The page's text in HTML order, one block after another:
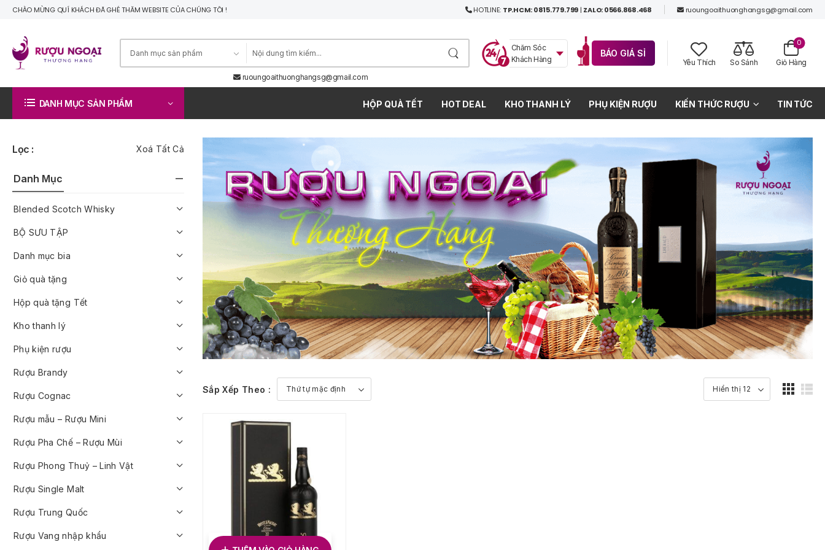
CHÀO MỪNG QUÍ KHÁCH ĐÃ GHÉ THĂM WEBSITE CỦA CHÚNG TÔI ! HOTLINE: TP.HCM: 0815.779.799 | ZALO: 0566.868.468 ruoungoaithuonghangsg@gmail.com
ruoungoaithuonghangsg@gmail.com
BÁO GIÁ SỈ
Chăm Sóc
Khách Hàng
Yêu Thích So Sánh Giỏ Hàng
0
DANH MỤC SẢN PHẨM HỘP QUÀ TẾT HOT DEAL KHO THANH LÝ PHỤ KIỆN RƯỢU KIẾN THỨC RƯỢU TIN TỨC
Lọc : Xoá Tất Cả
Danh Mục
Blended Scotch Whisky
BỘ SƯU TẬP
Danh mục bia
Giỏ quà tặng
Hộp quà tặng Tết
Kho thanh lý
Phụ kiện rượu
Rượu Brandy
Rượu Cognac
Rượu mẫu – Rượu Mini
Rượu Pha Chế – Rượu Mùi
Rượu Phong Thuỷ – Linh Vật
Rượu Single Malt
Rượu Trung Quốc
Rượu Vang nhập khẩu
Sắp Xếp Theo :